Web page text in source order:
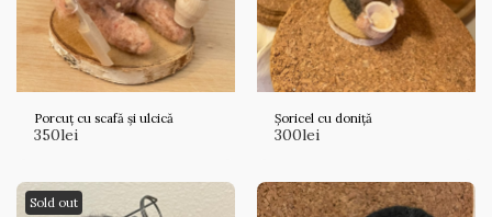
Porcuț cu scafă și ulcică
350lei
Șoricel cu doniță
300lei
Sold out